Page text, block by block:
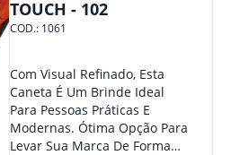
TOUCH - 102
COD.: 1061
Com Visual Refinado, Esta
Caneta É Um Brinde Ideal
Para Pessoas Práticas E
Modernas. Ótima Opção Para
Levar Sua Marca De Forma